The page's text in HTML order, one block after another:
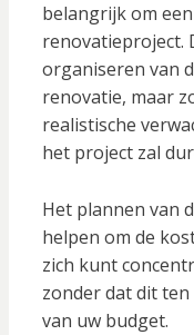
belangrijk om
renovatieproject.
organiseren van
renovatie, maar
realistische
het project zal
Het plannen van
helpen om de
zich kunt
zonder dat dit
van uw budget.